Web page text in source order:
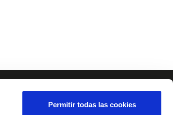
Permitir todas las cookies